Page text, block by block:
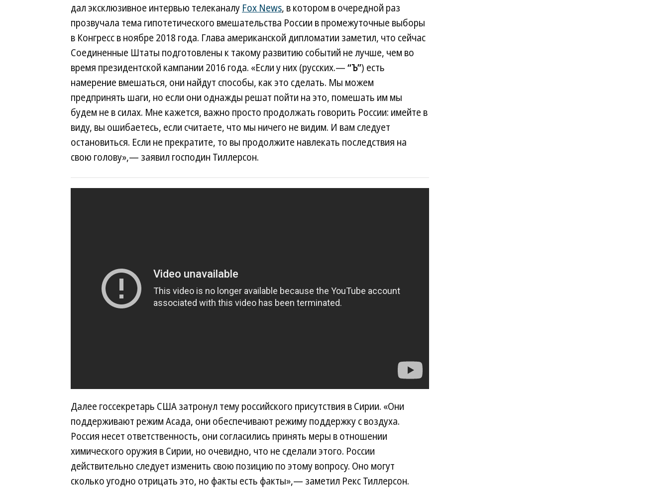
дал эксклюзивное интервью телеканалу Fox News, в котором в очередной раз
прозвучала тема гипотетического вмешательства России в промежуточные выборы
в Конгресс в ноябре 2018 года. Глава американской дипломатии заметил, что сейчас
Соединенные Штаты подготовлены к такому развитию событий не лучше, чем во
время президентской кампании 2016 года. «Если у них (русских.—“Ъ”) есть
намерение вмешаться, они найдут способы, как это сделать. Мы можем
предпринять шаги, но если они однажды решат пойти на это, помешать им мы
будем не в силах. Мне кажется, важно просто продолжать говорить России: имейте в
виду, вы ошибаетесь, если считаете, что мы ничего не видим. И вам следует
остановиться. Если не прекратите, то вы продолжите навлекать последствия на
свою голову»,— заявил господин Тиллерсон.
Далее госсекретарь США затронул тему российского присутствия в Сирии. «Они
поддерживают режим Асада, они обеспечивают режиму поддержку с воздуха.
Россия несет ответственность, они согласились принять меры в отношении
химического оружия в Сирии, но очевидно, что не сделали этого. России
действительно следует изменить свою позицию по этому вопросу. Оно могут
сколько угодно отрицать это, но факты есть факты»,— заметил Рекс Тиллерсон.